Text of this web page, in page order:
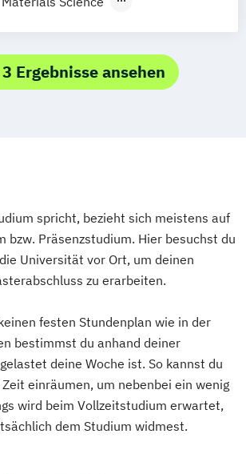
Science
Management and Business
Petroleum Engineering
und
und Metallkreisläufe
Recyclingtechnik
Consumption and Production
und Tunnelbau
Physische Geographie und
und Molekulare Biomedizin
Umweltkunde (Lehramt)
Serbisch (Lehramt)
Pharmaceutical Engineering
(Lehramt)
Geometrie (Lehramt)
Ergebnisse ansehen
spricht, bezieht sich meistens auf
bzw. Präsenzstudium. Hier besuchst du
Universität vor Ort, um deinen
zu erarbeiten.
festen Stundenplan wie in der
bestimmst du anhand deiner
deine Woche ist. So kannst du
einräumen, um nebenbei ein wenig
wird beim Vollzeitstudium erwartet,
dem Studium widmest.